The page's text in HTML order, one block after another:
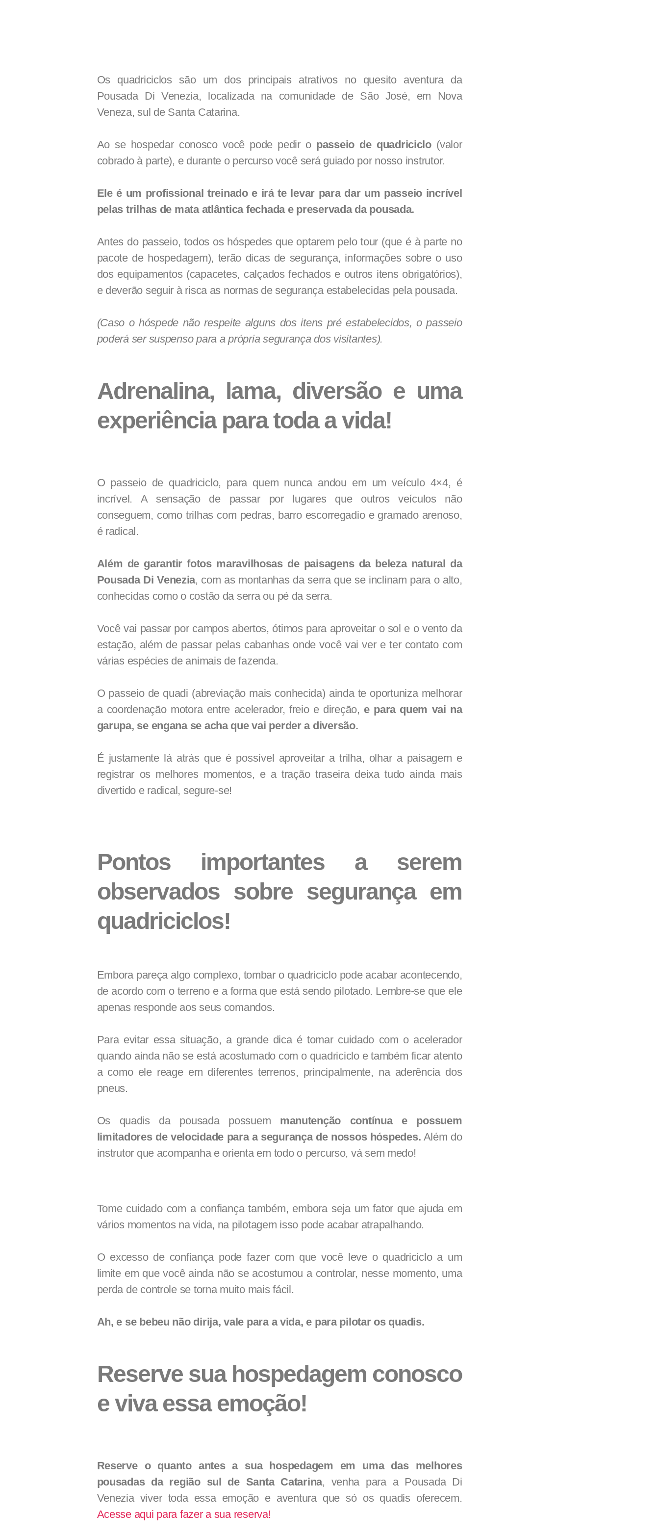
Os quadriciclos são um dos principais atrativos no quesito aventura da
Pousada Di Venezia, localizada na comunidade de São José, em Nova
Veneza, sul de Santa Catarina.
Ao se hospedar conosco você pode pedir o passeio de quadriciclo(valor
cobrado à parte), e durante o percurso você será guiado por nosso instrutor.
Ele é um profissional treinado e irá te levar para dar um passeio incrível
pelas trilhas de mata atlântica fechada e preservada da pousada.
Antes do passeio, todos os hóspedes que optarem pelo tour (que é à parte no
pacote de hospedagem), terão dicas de segurança, informações sobre o uso
dos equipamentos (capacetes, calçados fechados e outros itens obrigatórios),
e deverão seguir à risca as normas de segurança estabelecidas pela pousada.
(Caso o hóspede não respeite alguns dos itens pré estabelecidos, o passeio
poderá ser suspenso para a própria segurança dos visitantes).
Adrenalina, lama, diversão e uma
experiência para toda a vida!
O passeio de quadriciclo, para quem nunca andou em um veículo 4×4, é
incrível. A sensação de passar por lugares que outros veículos não
conseguem, como trilhas com pedras, barro escorregadio e gramado arenoso,
é radical.
Além de garantir fotos maravilhosas de paisagens da beleza natural da
Pousada Di Venezia, com as montanhas da serra que se inclinam para o alto,
conhecidas como o costão da serra ou pé da serra.
Você vai passar por campos abertos, ótimos para aproveitar o sol e o vento da
estação, além de passar pelas cabanhas onde você vai ver e ter contato com
várias espécies de animais de fazenda.
O passeio de quadi (abreviação mais conhecida) ainda te oportuniza melhorar
a coordenação motora entre acelerador, freio e direção, e para quem vai na
garupa, se engana se acha que vai perder a diversão.
É justamente lá atrás que é possível aproveitar a trilha, olhar a paisagem e
registrar os melhores momentos, e a tração traseira deixa tudo ainda mais
divertido e radical, segure-se!
Pontos importantes a serem
observados sobre segurança em
quadriciclos!
Embora pareça algo complexo, tombar o quadriciclo pode acabar acontecendo,
de acordo com o terreno e a forma que está sendo pilotado. Lembre-se que ele
apenas responde aos seus comandos.
Para evitar essa situação, a grande dica é tomar cuidado com o acelerador
quando ainda não se está acostumado com o quadriciclo e também ficar atento
a como ele reage em diferentes terrenos, principalmente, na aderência dos
pneus.
Os quadis da pousada possuem manutenção contínua e possuem
limitadores de velocidade para a segurança de nossos hóspedes. Além do
instrutor que acompanha e orienta em todo o percurso, vá sem medo!
Tome cuidado com a confiança também, embora seja um fator que ajuda em
vários momentos na vida, na pilotagem isso pode acabar atrapalhando.
O excesso de confiança pode fazer com que você leve o quadriciclo a um
limite em que você ainda não se acostumou a controlar, nesse momento, uma
perda de controle se torna muito mais fácil.
Ah, e se bebeu não dirija, vale para a vida, e para pilotar os quadis.
Reserve sua hospedagem conosco
e viva essa emoção!
Reserve o quanto antes a sua hospedagem em uma das melhores
pousadas da região sul de Santa Catarina, venha para a Pousada Di
Venezia viver toda essa emoção e aventura que só os quadis oferecem.
Acesse aqui para fazer a sua reserva!